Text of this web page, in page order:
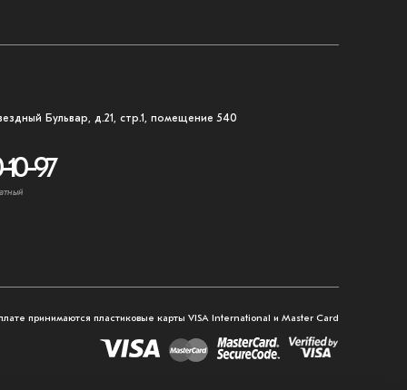
Бульвар, д.21, стр.1, помещение 540
97
принимаются пластиковые карты VISA International и Master Card